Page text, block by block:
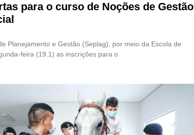
para o curso de Noções de Gestão
Planejamento e Gestão (Seplag), por meio da Escola de
feira (19.1) as inscrições para o